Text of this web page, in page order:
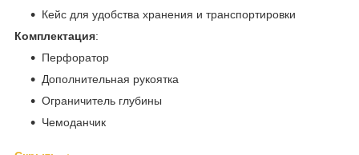
Кейс для удобства хранения и транспортировки
Комплектация:
Перфоратор
Дополнительная рукоятка
Ограничитель глубины
Чемоданчик